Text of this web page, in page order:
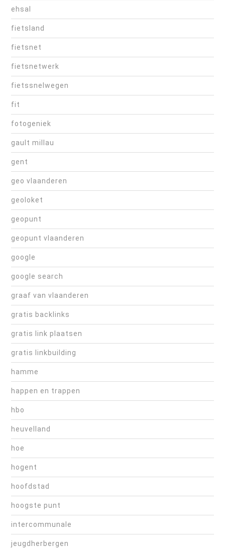
ehsal
fietsland
fietsnet
fietsnetwerk
fietssnelwegen
fit
fotogeniek
gault millau
gent
geo vlaanderen
geoloket
geopunt
geopunt vlaanderen
google
google search
graaf van vlaanderen
gratis backlinks
gratis link plaatsen
gratis linkbuilding
hamme
happen en trappen
hbo
heuvelland
hoe
hogent
hoofdstad
hoogste punt
intercommunale
jeugdherbergen